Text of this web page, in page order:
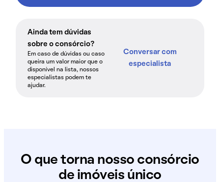
Ainda tem dúvidas
sobre o consórcio?
Em caso de dúvidas ou caso
queira um valor maior que o
disponível na lista, nossos
especialistas podem te
ajudar.
Conversar com
especialista
O que torna nosso consórcio
de imóveis único